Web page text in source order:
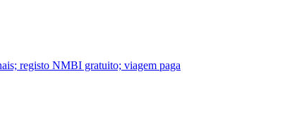
registo NMBI gratuito; viagem paga